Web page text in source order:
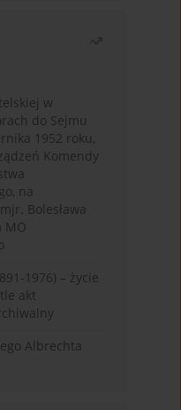
w
do Sejmu
1952 roku,
Komendy
na
Bolesława
MO
1976) – życie
akt
Albrechta